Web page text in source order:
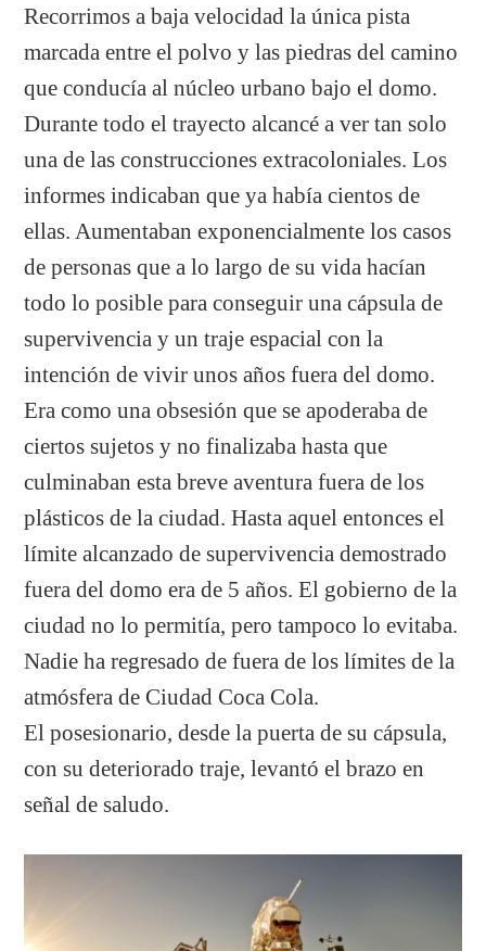
Recorrimos a baja velocidad la única pista
marcada entre el polvo y las piedras del camino
que conducía al núcleo urbano bajo el domo.
Durante todo el trayecto alcancé a ver tan solo
una de las construcciones extracoloniales. Los
informes indicaban que ya había cientos de
ellas. Aumentaban exponencialmente los casos
de personas que a lo largo de su vida hacían
todo lo posible para conseguir una cápsula de
supervivencia y un traje espacial con la
intención de vivir unos años fuera del domo.
Era como una obsesión que se apoderaba de
ciertos sujetos y no finalizaba hasta que
culminaban esta breve aventura fuera de los
plásticos de la ciudad. Hasta aquel entonces el
límite alcanzado de supervivencia demostrado
fuera del domo era de 5 años. El gobierno de la
ciudad no lo permitía, pero tampoco lo evitaba.
Nadie ha regresado de fuera de los límites de la
atmósfera de Ciudad Coca Cola.
El posesionario, desde la puerta de su cápsula,
con su deteriorado traje, levantó el brazo en
señal de saludo.